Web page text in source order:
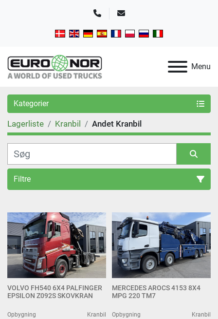
TelefonE-mail
Menu
Kategorier
Lagerliste Kranbil Andet Kranbil
Filtre
VOLVO FH540 6X4 PALFINGER
EPSILON Z092S SKOVKRAN
Opbygning Kranbil
MERCEDES AROCS 4153 8X4
MPG 220 TM7
Opbygning Kranbil